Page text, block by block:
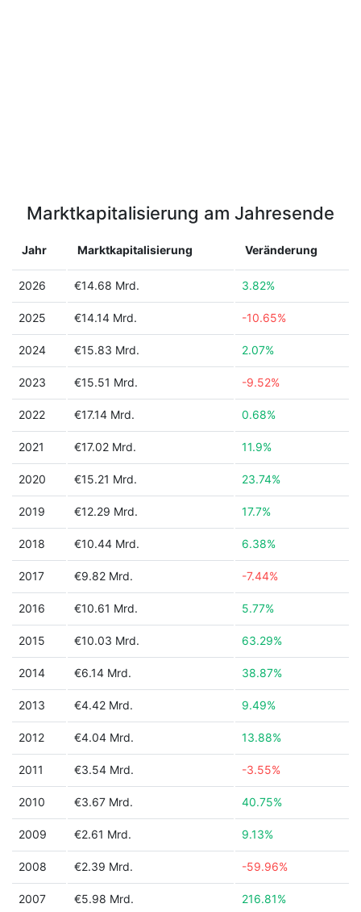
Marktkapitalisierung am Jahresende
Jahr Marktkapitalisierung Veränderung
2026 €14.68 Mrd. 3.82%
2025 €14.14 Mrd. -10.65%
2024 €15.83 Mrd. 2.07%
2023 €15.51 Mrd. -9.52%
2022 €17.14 Mrd. 0.68%
2021 €17.02 Mrd. 11.9%
2020 €15.21 Mrd. 23.74%
2019 €12.29 Mrd. 17.7%
2018 €10.44 Mrd. 6.38%
2017 €9.82 Mrd. -7.44%
2016 €10.61 Mrd. 5.77%
2015 €10.03 Mrd. 63.29%
2014 €6.14 Mrd. 38.87%
2013 €4.42 Mrd. 9.49%
2012 €4.04 Mrd. 13.88%
2011 €3.54 Mrd. -3.55%
2010 €3.67 Mrd. 40.75%
2009 €2.61 Mrd. 9.13%
2008 €2.39 Mrd. -59.96%
2007 €5.98 Mrd. 216.81%